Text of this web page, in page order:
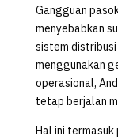
Gangguan
menyebabkan
sistem
menggunakan
operasional,
tetap berjalan
Hal ini termasuk